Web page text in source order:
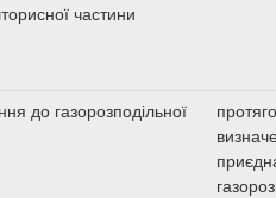
частини
до газорозподільної